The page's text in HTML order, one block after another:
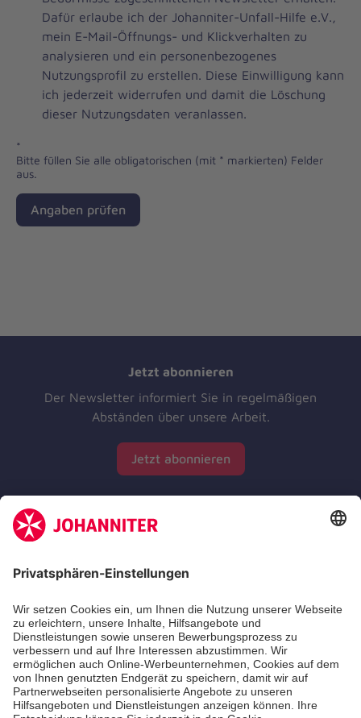
Newsletter
Checkbox
Dafür erlaube ich der Johanniter-Unfall-Hilfe e.V.,
mein E-Mail-Öffnungs- und Klickverhalten zu
analysieren und ein personenbezogenes
Nutzungsprofil zu erstellen. Diese Einwilligung kann
ich jederzeit widerrufen und damit die Löschung
dieser Nutzungsdaten veranlassen.
*
Bitte füllen Sie alle obligatorischen (mit * markierten) Felder
aus.
Angaben prüfen
Jetzt abonnieren
Der Newsletter informiert Sie in regelmäßigen
Abständen über unsere Arbeit.
Jetzt abonnieren
Zertifizierung der Johanniter-Unfall-Hilfe e.V.
Die Johanniter GmbH führt das Spendenzertifikat
des Deutschen Spendenrats e.V.